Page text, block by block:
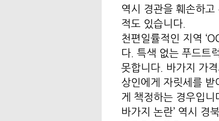
역시 경관을 훼손하
적도 있습니다.
천편일률적인 지역
다. 특색 없는 푸드트
못합니다. 바가지 가
상인에게 자릿세를
게 책정하는 경우입
바가지 논란’ 역시 경